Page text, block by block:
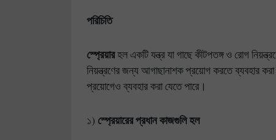
পরিচিতি
স্প্রেয়ারহল একটি যন্ত্র যা গাছে কীটপতঙ্গ ও রোগ
নিয়ন্ত্রণের জন্য আগাছানাশক প্রয়োগ করতে ব্যবহার
প্রয়োগেও ব্যবহার করা যেতে পারে।
১) স্প্রেয়ারের প্রধান কাজগুলি হল